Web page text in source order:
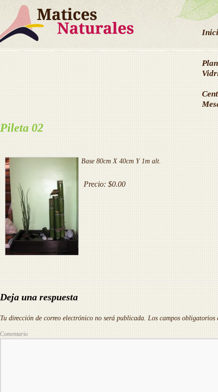
Pileta 02
Base 80cm X 40cm Y 1m alt.
Precio:$0.00
Deja una respuesta
Tu dirección de correo electrónico no será publicada. Los campos obligatorios
Comentario